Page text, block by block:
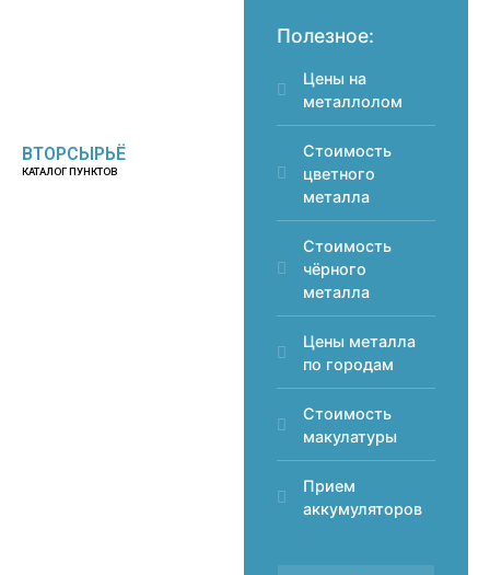
ВТОРСЫРЬЁ
КАТАЛОГ ПУНКТОВ
Полезное:
Цены на
металлолом
Стоимость
цветного
металла
Стоимость
чёрного
металла
Цены металла
по городам
Стоимость
макулатуры
Прием
аккумуляторов